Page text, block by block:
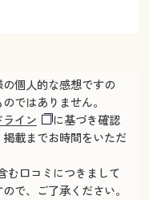
個人的な感想ですの
ではありません。
ライン
に基づき確認
載までお時間をいただ
む口コミにつきまして
で、ご了承ください。